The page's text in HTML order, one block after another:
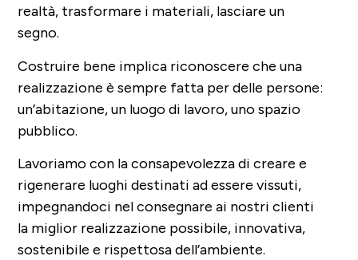
realtà, trasformare i materiali, lasciare un
segno.
Costruire bene implica riconoscere che una
realizzazione è sempre fatta per delle persone:
un’abitazione, un luogo di lavoro, uno spazio
pubblico.
Lavoriamo con la consapevolezza di creare e
rigenerare luoghi destinati ad essere vissuti,
impegnandoci nelconsegnare ai nostri clienti
la miglior realizzazione possibile, innovativa,
sostenibile e rispettosa dell’ambiente.